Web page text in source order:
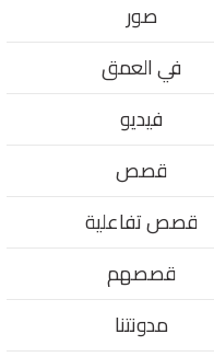
صور
في العمق
فيديو
قصص
قصص تفاعلية
قصصهم
مدونتنا